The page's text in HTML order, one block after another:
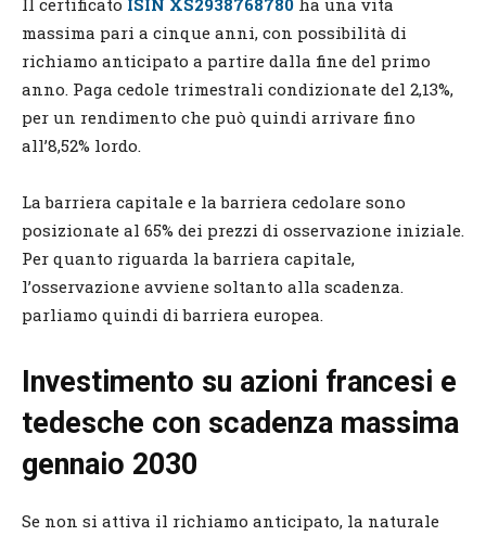
massima pari a cinque anni, con possibilità di
richiamo anticipato a partire dalla fine del primo
anno. Paga cedole trimestrali condizionate del 2,13%,
per un rendimento che può quindi arrivare fino
all’8,52% lordo.
La barriera capitale e la barriera cedolare sono
posizionate al 65% dei prezzi di osservazione iniziale.
Per quanto riguarda la barriera capitale,
l’osservazione avviene soltanto alla scadenza.
parliamo quindi di barriera europea.
Investimento su azioni francesi e
tedesche con scadenza massima
gennaio 2030
Se non si attiva il richiamo anticipato, la naturale